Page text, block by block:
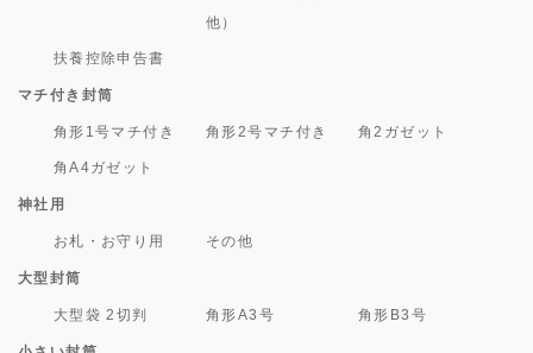
他）
扶養控除申告書
マチ付き封筒
角形1号マチ付き 角形2号マチ付き 角2ガゼット
角A4ガゼット
神社用
お札・お守り用 その他
大型封筒
大型袋 2切判 角形A3号 角形B3号